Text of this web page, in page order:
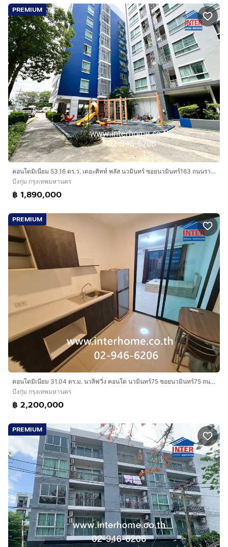
PREMIUM
คอนโดมิเนียม 53.16 ตร.ว. เดอะคิทท์ พลัส นวมินทร์ ซอยนวมินทร์163 ถนนรามอินทรา ถนนนวมินทร์ เขตบึงกุ่ม กรุงเทพมหานคร
บึงกุ่ม กรุงเทพมหานคร
฿ 1,890,000
PREMIUM
คอนโดมิเนียม 31.04 ตร.ม. นวลิฟวิ่ง คอนโด นวมินทร์75 ซอยนวมินทร์75 ถนนนวมินทร์ เขตบึงกุ่ม กรุงเทพมหานคร
บึงกุ่ม กรุงเทพมหานคร
฿ 2,200,000
PREMIUM